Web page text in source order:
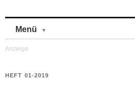
Menü
HEFT 01-2019